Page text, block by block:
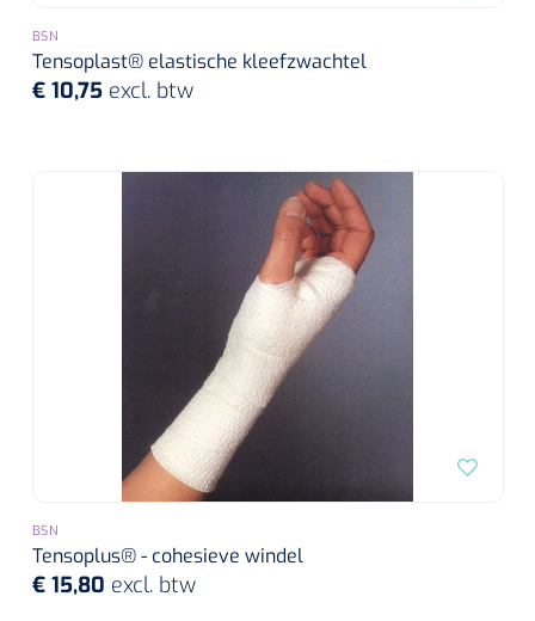
BSN
Tensoplast® elastische kleefzwachtel
€ 10,75 excl. btw
BSN
Tensoplus® - cohesieve windel
€ 15,80 excl. btw